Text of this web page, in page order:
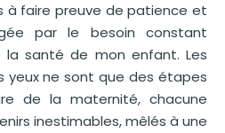
à faire preuve de patience et
par le besoin constant
la santé de mon enfant. Les
ne sont que des étapes
de la maternité, chacune
inestimables, mêlés à une